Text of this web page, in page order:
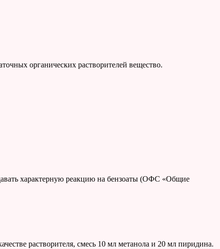
органических растворителей вещество.
характерную реакцию на бензоаты (ОФС «Общие
растворителя, смесь 10 мл метанола и 20 мл пиридина.